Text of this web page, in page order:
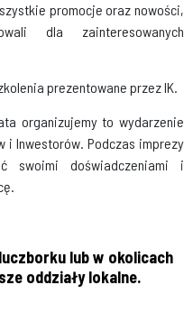
promocje oraz nowości,
dla zainteresowanych
prezentowane przez IK.
organizujemy to wydarzenie
i Inwestorów. Podczas imprezy
swoimi doświadczeniami i
lub w okolicach
oddziały lokalne.